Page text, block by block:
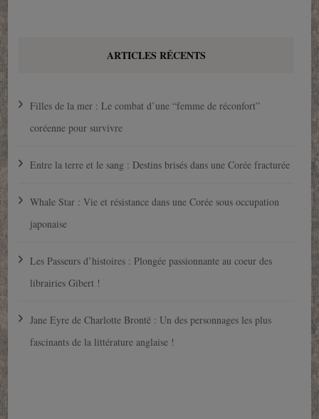
ARTICLES RÉCENTS
Filles de la mer : Le combat d’une “femme de réconfort”
coréenne pour survivre
Entre la terre et le sang : Destins brisés dans une Corée fracturée
Whale Star : Vie et résistance dans une Corée sous occupation
japonaise
Les Passeurs d’histoires : Plongée passionnante au coeur des
librairies Gibert !
Jane Eyre de Charlotte Brontë : Un des personnages les plus
fascinants de la littérature anglaise !